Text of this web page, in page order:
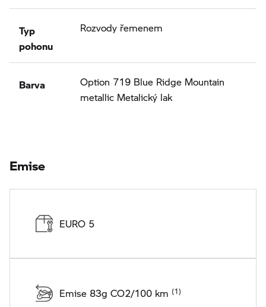
Typ
pohonu
Rozvody řemenem
Barva
Option 719 Blue Ridge Mountain
metallic Metalický lak
Emise
EURO 5
Emise 83g CO2/100 km